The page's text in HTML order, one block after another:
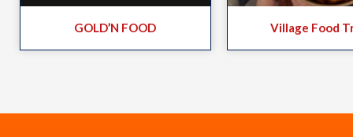
GOLD’N FOOD Village Food